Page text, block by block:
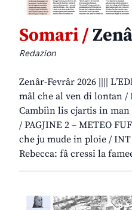
Somari /
Redazion
Zenâr-Fevrâr 2026 ||||
mâl che al ven di lontan /
Cambiìn lis cjartis in man
/ PAGJINE 2 – METEO
che ju mude in ploie / INT
Rebecca: fâ cressi la